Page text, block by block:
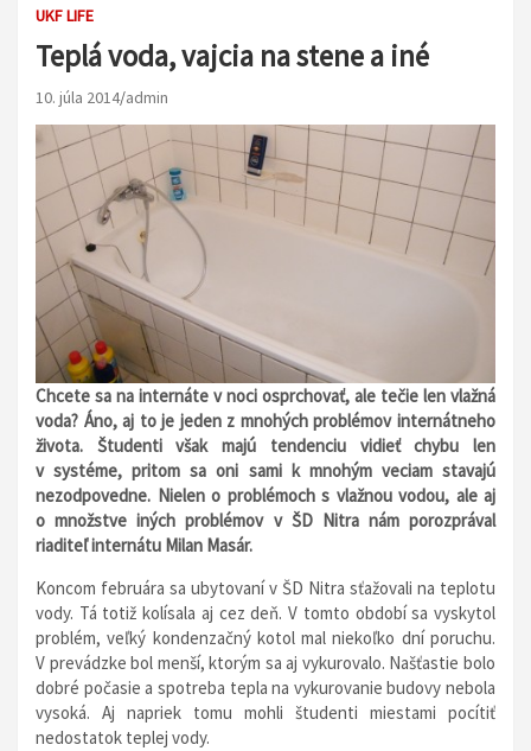
UKF LIFE
Teplá voda, vajcia na stene a iné
10. júla 2014 admin
Chcete sa na internáte v noci osprchovať, ale tečie len vlažná
voda? Áno, aj to je jeden z mnohých problémov internátneho
života. Študenti však majú tendenciu vidieť chybu len
v systéme, pritom sa oni sami k mnohým veciam stavajú
nezodpovedne. Nielen o problémoch s vlažnou vodou, ale aj
o množstve iných problémov v ŠD Nitra nám porozprával
riaditeľ internátu Milan Masár.
Koncom februára sa ubytovaní v ŠD Nitra sťažovali na teplotu
vody. Tá totiž kolísala aj cez deň. V tomto období sa vyskytol
problém, veľký kondenzačný kotol mal niekoľko dní poruchu.
V prevádzke bol menší, ktorým sa aj vykurovalo. Našťastie bolo
dobré počasie a spotreba tepla na vykurovanie budovy nebola
vysoká. Aj napriek tomu mohli študenti miestami pocítiť
nedostatok teplej vody.